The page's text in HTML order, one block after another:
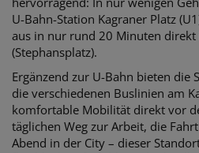
U-Bahn-Station Kagraner Platz
aus in nur rund 20 Minuten
(Stephansplatz).
Ergänzend zur U-Bahn bieten die
die verschiedenen Buslinien am
komfortable Mobilität direkt vor
täglichen Weg zur Arbeit, die
Abend in der City – dieser